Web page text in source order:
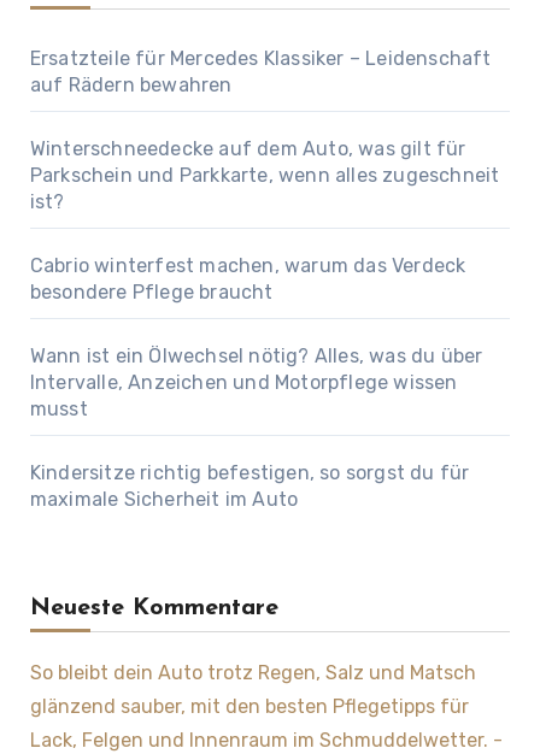
Ersatzteile für Mercedes Klassiker – Leidenschaft
auf Rädern bewahren
Winterschneedecke auf dem Auto, was gilt für
Parkschein und Parkkarte, wenn alles zugeschneit
ist?
Cabrio winterfest machen, warum das Verdeck
besondere Pflege braucht
Wann ist ein Ölwechsel nötig? Alles, was du über
Intervalle, Anzeichen und Motorpflege wissen
musst
Kindersitze richtig befestigen, so sorgst du für
maximale Sicherheit im Auto
Neueste Kommentare
So bleibt dein Auto trotz Regen, Salz und Matsch
glänzend sauber, mit den besten Pflegetipps für
Lack, Felgen und Innenraum im Schmuddelwetter. -